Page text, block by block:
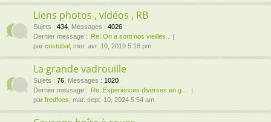
Liens photos , vidéos , RB
Sujets : 434 Messages : 4026
Dernier message :
Re: On a sorti nos vieilles..
par cristobal , mer. avr. 10, 2019 5:18 pm
La grande vadrouille
Sujets : 76 Messages : 1020
Dernier message :
Re: Experiences diverses en g…
par fredfoes , mar. sept. 10, 2024 5:54 am